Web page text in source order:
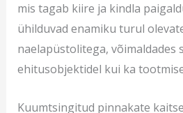
mis tagab kiire ja kindla
ühilduvad enamiku turul
naelapüstolitega, võimaldades
ehitusobjektidel kui ka
Kuumtsingitud pinnakate